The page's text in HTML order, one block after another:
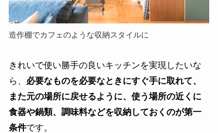
造作棚でカフェのような収納スタイルに
きれいで使い勝手の良いキッチンを実現したいな
ら、 必要なものを必要なときにすぐ手に取れて、
また元の場所に戻せるように、使う場所の近くに
食器や鍋類、調味料などを収納しておくのが第一
条件です。